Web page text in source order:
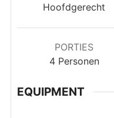
Hoofdgerecht
PORTIES
4 Personen
EQUIPMENT